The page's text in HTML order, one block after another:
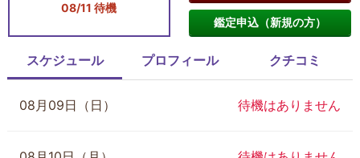
08/11 待機
鑑定申込（新規の方）
スケジュール プロフィール クチコミ
08月09日（日） 待機はありません